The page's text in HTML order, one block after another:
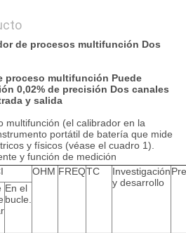
de procesos multifunción Dos
proceso multifunción Puede
0,02% de precisión Dos canales
y salida
multifunción (el calibrador en la
portátil de batería que mide
y físicos (véase el cuadro 1).
y función de medición
OHM FREQTC
Investigación
y desarrollo
En el
bucle.